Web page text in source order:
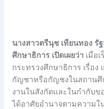
นางสาวตรีนุช เทียนทอง รั
ศึกษาธิการ เปิดเผยว่า เมื่อ
กระทรวงศึกษาธิการ เรื่อง
กัญชาหรือกัญชงในสถานศึ
งานในสังกัดและในกำกับข
ได้อาศัยอำนาจตามความใ